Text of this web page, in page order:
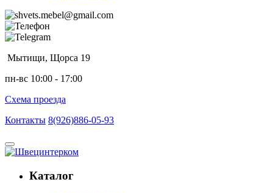
Мытищи, Щорса 19
пн-вс 10:00 - 17:00
Схема проезда
Контакты 8(926)886-05-93
Каталог